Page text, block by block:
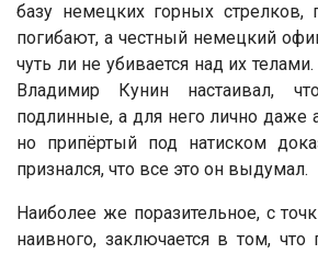
базу немецких горных стрелков,
погибают, а честный немецкий
чуть ли не убивается над их
Владимир Кунин настаивал,
подлинные, а для него лично даже
но припёртый под натиском
признался, что все это он выдумал.
Наиболее же поразительное, с
наивного, заключается в том,